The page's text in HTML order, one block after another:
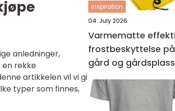
anledninger,
en rekke
artikkelen vil vi gi
typer som finnes,
inspiration
04. July 2026
Varmematte effektiv
frostbeskyttelse på
gård og gårdsplass